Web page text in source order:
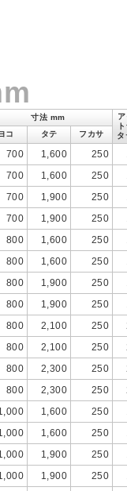
寸法 mm
コ タテ フカサ
700 1,600 250
700 1,600 250
700 1,900 250
700 1,900 250
800 1,600 250
800 1,600 250
800 1,900 250
800 1,900 250
800 2,100 250
800 2,100 250
800 2,300 250
800 2,300 250
1,600 250
1,600 250
1,900 250
1,900 250